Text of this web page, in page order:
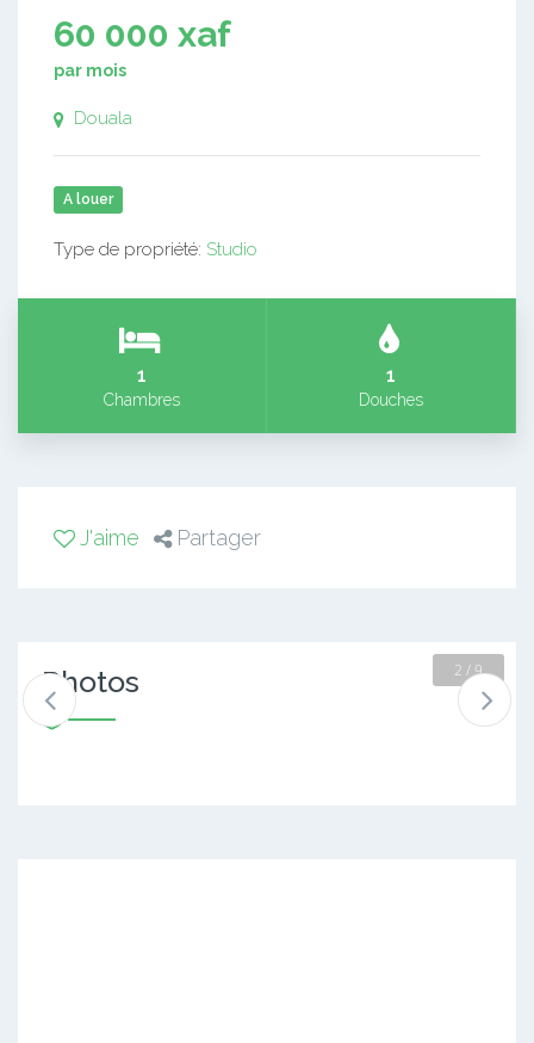
60 000 xaf
par mois
Douala
A louer
Type de propriété: Studio
1
Chambres
1
Douches
J'aime Partager
Photos 2 / 9